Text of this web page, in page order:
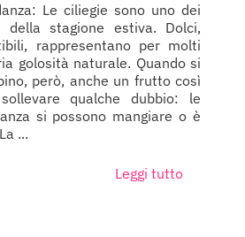
Le ciliegie sono uno dei
stagione estiva. Dolci,
rappresentano per molti
golosità naturale. Quando si
però, anche un frutto così
qualche dubbio: le
si possono mangiare o è
...
Leggi tutto